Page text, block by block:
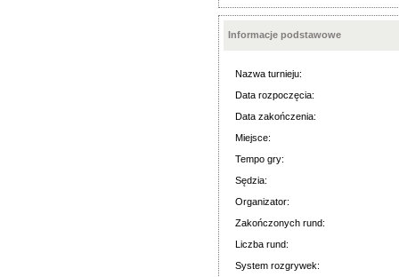
Informacje podstawowe
Nazwa turnieju:
Data rozpoczęcia:
Data zakończenia:
Miejsce:
Tempo gry:
Sędzia:
Organizator:
Zakończonych rund:
Liczba rund:
System rozgrywek: